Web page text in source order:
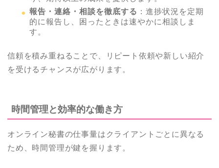
報告・連絡・相談を徹底する ：進捗状況を定期
的に報告し、困ったときは速やかに相談しま
す。
信頼を積み重ねることで、リピート依頼や新しい紹介
を受けるチャンスが広がります。
時間管理と効率的な働き方
オンライン秘書の仕事量はクライアントごとに異なる
ため、時間管理が鍵を握ります。